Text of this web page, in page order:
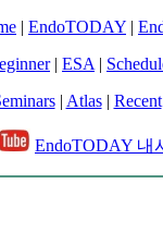
| EndoTODAY |
| ESA |
| Atlas| Recent
EndoTODAY 내